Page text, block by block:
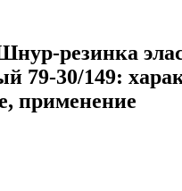
резинка
79-30/149:
применение